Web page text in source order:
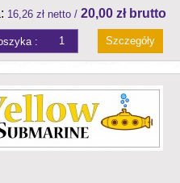
16,26 zł netto / 20,00 zł brutto
Szczegóły